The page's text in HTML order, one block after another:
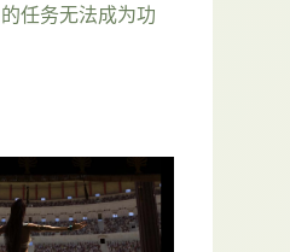
任务无法成为功